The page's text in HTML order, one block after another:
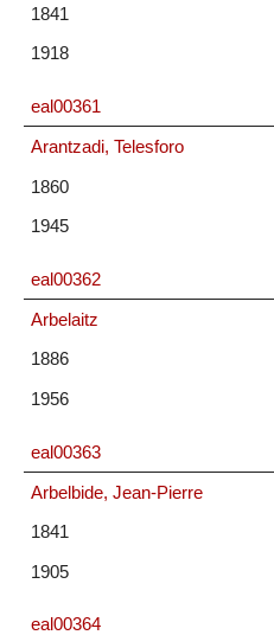
1841
1918
eal00361
Arantzadi, Telesforo
1860
1945
eal00362
Arbelaitz
1886
1956
eal00363
Arbelbide, Jean-Pierre
1841
1905
eal00364